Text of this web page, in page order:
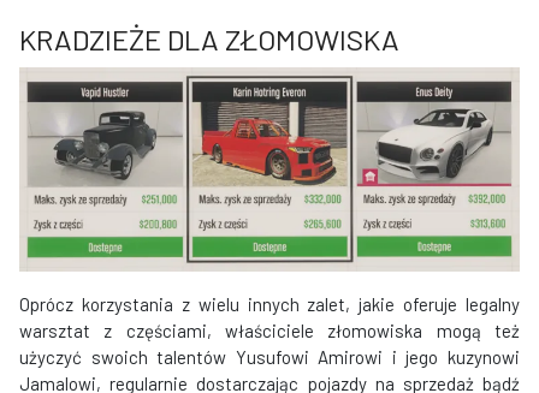
KRADZIEŻE DLA ZŁOMOWISKA
Oprócz korzystania z wielu innych zalet, jakie oferuje legalny
warsztat z częściami, właściciele złomowiska mogą też
użyczyć swoich talentów Yusufowi Amirowi i jego kuzynowi
Jamalowi, regularnie dostarczając pojazdy na sprzedaż bądź